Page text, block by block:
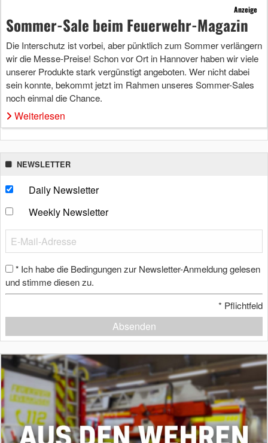
Anzeige
Sommer-Sale beim Feuerwehr-Magazin
Die Interschutz ist vorbei, aber pünktlich zum Sommer verlängern
wir die Messe-Preise! Schon vor Ort in Hannover haben wir viele
unserer Produkte stark vergünstigt angeboten. Wer nicht dabei
sein konnte, bekommt jetzt im Rahmen unseres Sommer-Sales
noch einmal die Chance.
Weiterlesen
NEWSLETTER
Daily Newsletter
Weekly Newsletter
* Ich habe die Bedingungen zur Newsletter-Anmeldung gelesen
und stimme diesen zu.
* Pflichtfeld
Absenden